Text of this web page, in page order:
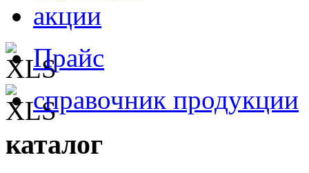
акции
Прайс
справочник продукции
каталог